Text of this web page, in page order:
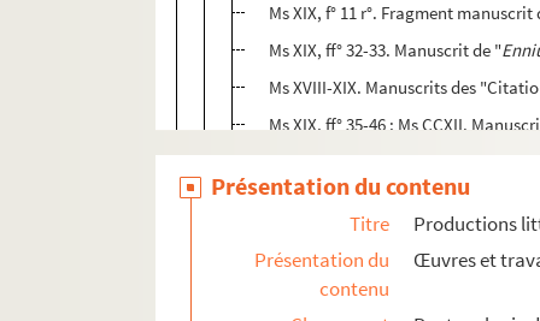
Ms XIX, f° 11 r°. Fragment
Ms XIX, ff° 32-33. Manuscrit de "
Ms XVIII-XIX. Manuscrits des
Ms XIX, ff° 35-46 ; Ms CCXII.
S.E. Ms 4, ff° 99-100. Manuscrit de
Ms CLXXIV, ff° 16-29. Deuxième
Ms XVII, ff° 123-139. Quatrième
Ms CCLI. Manuscrit de "Droits et
Présentation du contenu
Titre
Productions
Présentation du
contenu
Œuvres et